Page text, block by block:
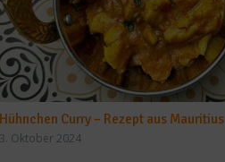
Hühnchen Curry – Rezept aus Mauritius
3. Oktober 2024